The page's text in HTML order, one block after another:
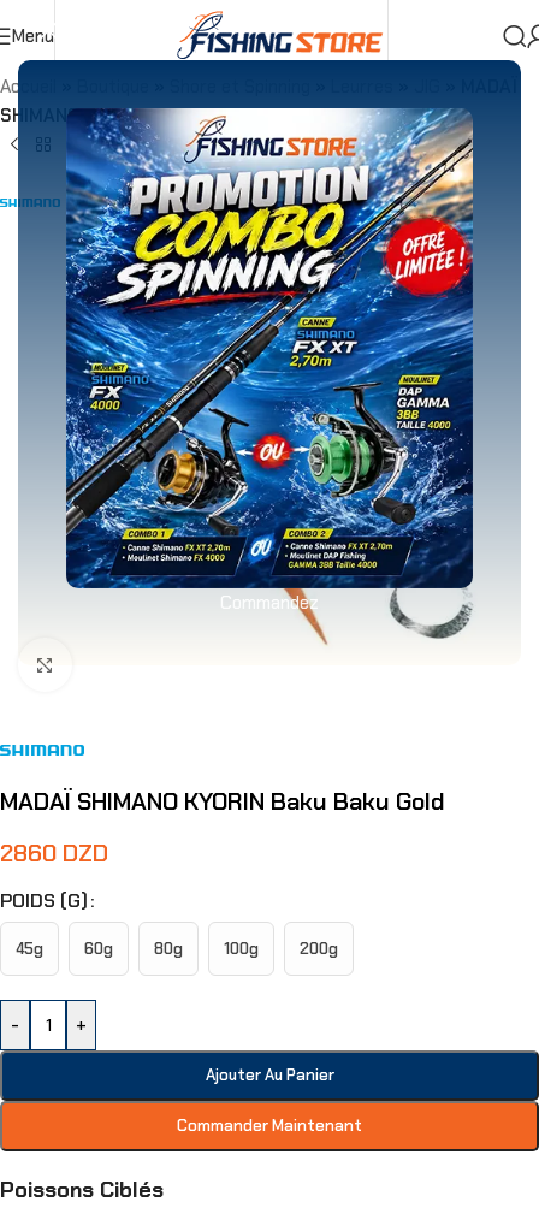
Commandez
Menu
Accueil
SHIMANO KYORIN Baku Baku Gold
MADAÏ SHIMANO KYORIN Baku Baku Gold
2860 DZD
POIDS (G)
45g 60g 80g 100g 200g
- +
Ajouter Au Panier
Commander Maintenant
Poissons Ciblés